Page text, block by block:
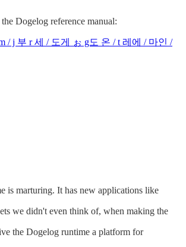
Dogelog reference manual:
/ j 부 r 세 / 도게 ぉ g도 온 / t 레에 / 마인 /
is marturing. It has new applications like
we didn't even think of, when making the
the Dogelog runtime a platform for